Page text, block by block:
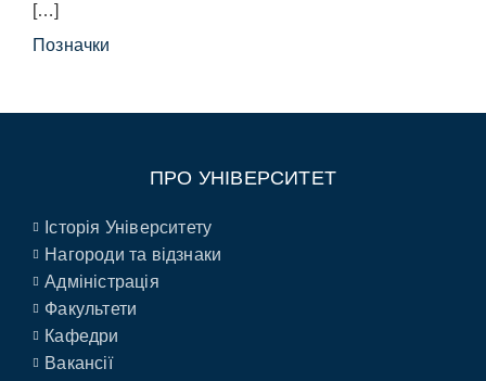
[…]
Позначки
ПРО УНІВЕРСИТЕТ
Історія Університету
Нагороди та відзнаки
Адміністрація
Факультети
Кафедри
Вакансії